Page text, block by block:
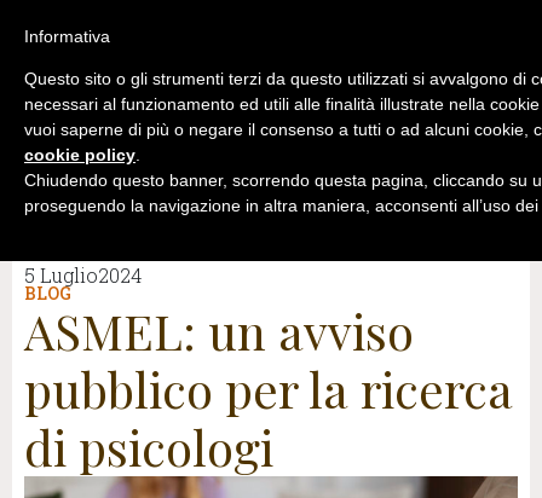
5 Luglio2024
BLOG
ASMEL: un avviso
pubblico per la ricerca
di psicologi
Informativa
Questo sito o gli strumenti terzi da questo utilizzati si avvalgono di
necessari al funzionamento ed utili alle finalità illustrate nella
vuoi saperne di più o negare il consenso a tutti o ad alcuni cookie,
cookie policy.
Chiudendo questo banner, scorrendo questa pagina, cliccando su
proseguendo la navigazione in altra maniera, acconsenti all’uso